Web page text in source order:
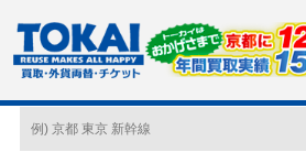
HOME
店長ブログ
秋の風物詩「月見シリーズ」がお
を販売中です！
【三条河原町店】